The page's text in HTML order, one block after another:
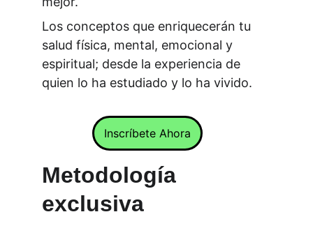
Los conceptos que enriquecerán tu
salud física, mental, emocional y
espiritual; desde la experiencia de
quien lo ha estudiado y lo ha vivido.
Metodología
exclusiva
Inscríbete Ahora